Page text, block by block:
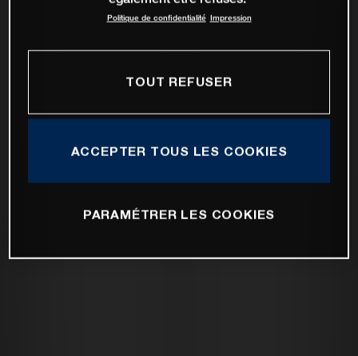
Politique de confidentialité Impression
TOUT REFUSER
ACCEPTER TOUS LES COOKIES
PARAMÉTRER LES COOKIES